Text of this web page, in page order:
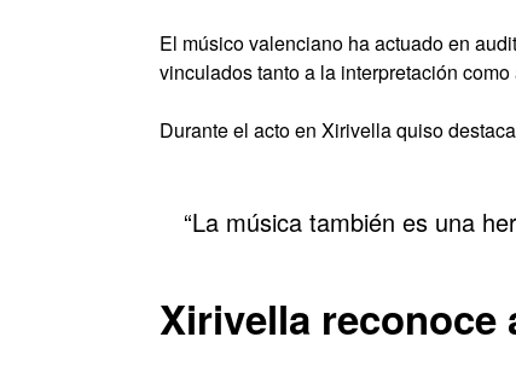
El músico valenciano ha actuado en
vinculados tanto a la interpretación
Durante el acto en Xirivella quiso
“La música también es una
Xirivella reconoce